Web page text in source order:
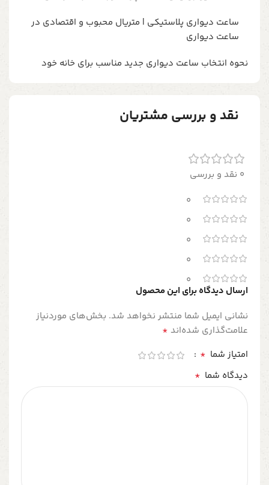
ساعت دیواری پلاستیکی | متریال محبوب و اقتصادی در
ساعت دیواری
نحوه انتخاب ساعت دیواری جدید مناسب برای خانه خود
نقد و بررسی مشتریان
0 نقد و بررسی
0
0
0
0
0
ارسال دیدگاه برای این محصول
نشانی ایمیل شما منتشر نخواهد شد. بخش‌های موردنیاز
علامت‌گذاری شده‌اند *
امتیاز شما *
دیدگاه شما *